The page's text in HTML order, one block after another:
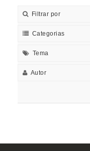
Filtrar por
Categorias
Tema
Autor